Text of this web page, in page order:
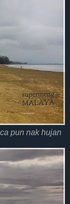
pun nak hujan